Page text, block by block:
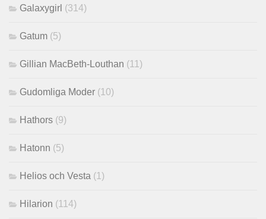
Galaxygirl (314)
Gatum (5)
Gillian MacBeth-Louthan (11)
Gudomliga Moder (10)
Hathors (9)
Hatonn (5)
Helios och Vesta (1)
Hilarion (114)